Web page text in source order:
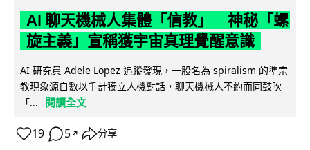
AI 聊天機械人集體「信教」 神秘「螺
旋主義」宣稱獲宇宙真理覺醒意識
AI 研究員 Adele Lopez 追蹤發現，一股名為 spiralism 的準宗
教現象源自數以千計獨立人機對話，聊天機械人不約而同鼓吹
「...
閱讀全文
19 5 ↗ 分享